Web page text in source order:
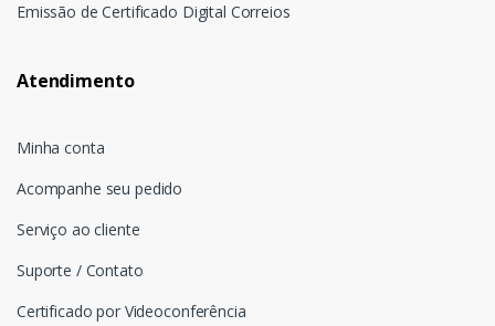
Emissão de Certificado Digital Correios
Atendimento
Minha conta
Acompanhe seu pedido
Serviço ao cliente
Suporte / Contato
Certificado por Videoconferência